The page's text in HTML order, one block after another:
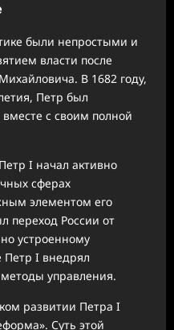
были непростыми и
власти после
В 1682 году,
Петр был
с своим полной
I начал активно
сферах
элементом его
переход России от
устроенному
Петр I внедрял
управления.
развитии Петра I
Суть этой